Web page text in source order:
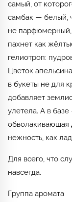
самый, от
самбак — белый,
не
пахнет как
гелиотроп:
Цветок
в букеты не для
добавляет
улетела. А в
обволакивающая
нежность, как
Для всего, что
навсегда.
Группа аромата